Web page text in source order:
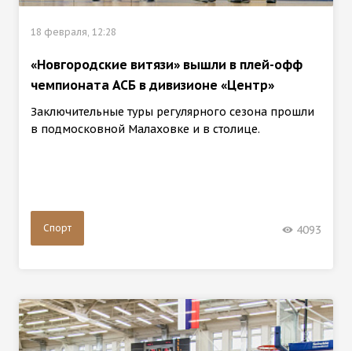
18 февраля, 12:28
«Новгородские витязи» вышли в плей-офф
чемпионата АСБ в дивизионе «Центр»
Заключительные туры регулярного сезона прошли
в подмосковной Малаховке и в столице.
Спорт 4093